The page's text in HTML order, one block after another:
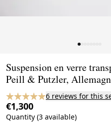
Suspension en verre
Peill & Putzler,
6 reviews for this
€1,300
Quantity (3 available)